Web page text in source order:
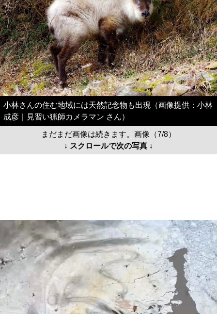
小林さんの住む地域には天然記念物も出現（画像提供：小林
成彦｜見習い猟師カメラマン さん）
まだまだ画像は続きます。画像（7/8）
↓ スクロールで次の写真 ↓